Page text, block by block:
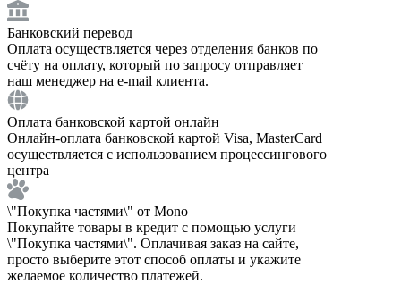
Банковский перевод
Оплата осуществляется через отделения банков по
счёту на оплату, который по запросу отправляет
наш менеджер на e-mail клиента.
Оплата банковской картой онлайн
Онлайн-оплата банковской картой Visa, MasterCard
осуществляется с использованием процессингового
центра
\"Покупка частями\" от Mono
Покупайте товары в кредит с помощью услуги
\"Покупка частями\". Оплачивая заказ на сайте,
просто выберите этот способ оплаты и укажите
желаемое количество платежей.